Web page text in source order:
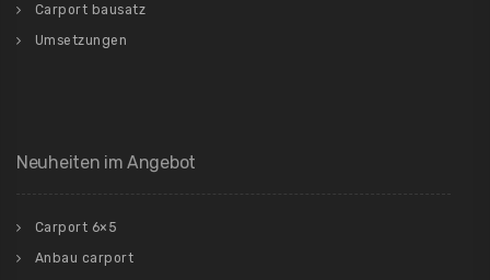
Carport bausatz
Umsetzungen
Neuheiten im Angebot
Carport 6×5
Anbau carport